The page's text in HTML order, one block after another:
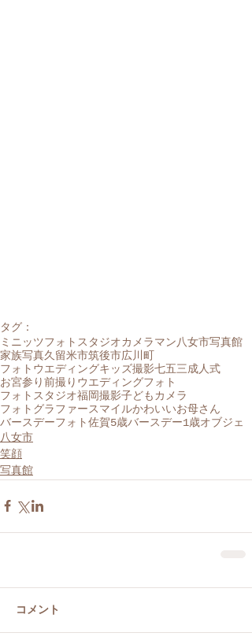
タグ：
ミニッツフォトスタジオカメラマン八女市写真館
家族写真久留米市筑後市広川町
フォトウエディングキッズ撮影七五三成人式
お宮参り前撮り ウエディングフォト
フォトスタジオ福岡撮影子どもカメラ
フォトグラファースマイルかわいいお母さん
バースデーフォト佐賀5歳バースデー1歳オブジェ
八女市
笑顔
写真館
コメント